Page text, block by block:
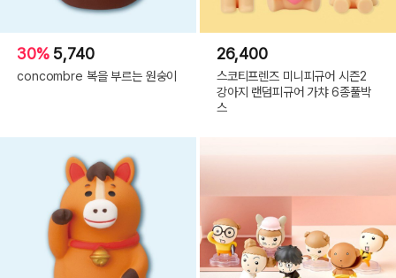
30% 5,740
concombre 복을 부르는 원숭이
26,400
스코티프렌즈 미니피규어 시즌2
강아지 랜덤피규어 가챠 6종풀박
스